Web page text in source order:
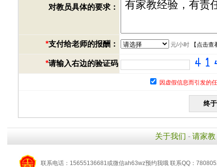
对教员具体的要求：
*支付给老师的报酬： 元/小时【 点击查
*请输入右边的验证码
因虚假信息而引发的
关于我们 - 请家教
联系电话：15655136681或微信ah63wz预约我哦 联系QQ：